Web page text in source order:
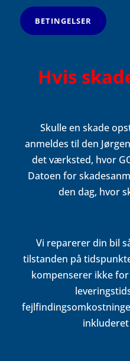
BETINGELSER
Hvis
Skulle en skade
anmeldes til den
det værksted, hvor
Datoen for
den dag, hvor
Vi reparerer din bil
tilstanden på
kompenserer ikke